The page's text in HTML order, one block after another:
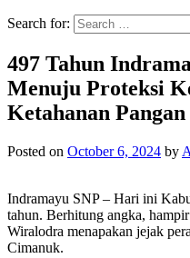
Search for:
497 Tahun
Menuju Proteksi
Ketahanan
Posted on October 6, 2024 by
Indramayu SNP – Hari ini
tahun. Berhitung angka,
Wiralodra menapakan jejak
Cimanuk.